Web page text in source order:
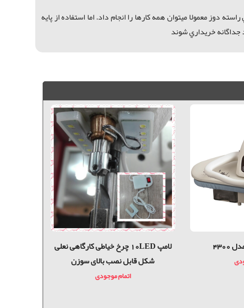
دوز معمولا ميتوانهمه کارها را انجام داد. اما استفاده از پايه
جداگانه خريداري شوند
لامپ 10LED چرخ خياطی كارگاهی نعلی
شکل قابل نصب بالای سوزن
اتمام موجودی